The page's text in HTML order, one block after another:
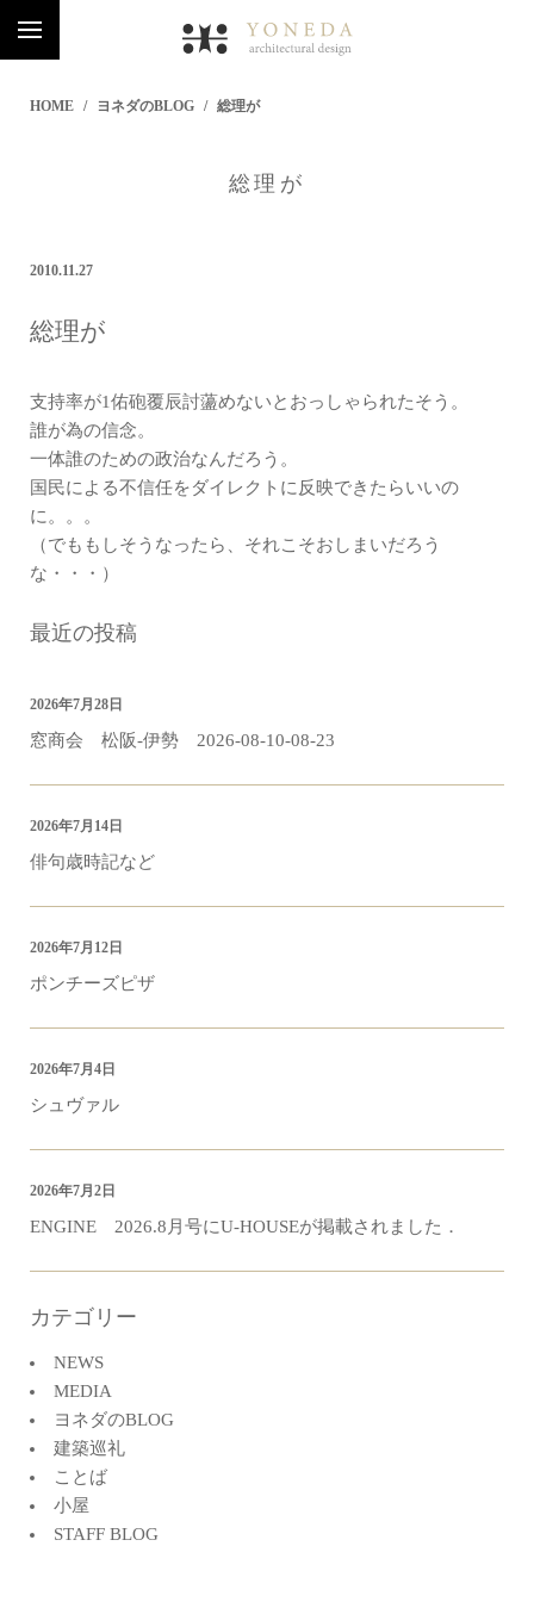
HOME ヨネダのBLOG 総理が
総理が
2010.11.27
総理が
支持率が1佑砲覆辰討蘯めないとおっしゃられたそう。
誰が為の信念。
一体誰のための政治なんだろう。
国民による不信任をダイレクトに反映できたらいいの
に。。。
（でももしそうなったら、それこそおしまいだろう
な・・・）
最近の投稿
窓商会 松阪-伊勢 2026-08-10-08-23
2026年7月28日
俳句歳時記など
2026年7月14日
ポンチーズピザ
2026年7月12日
シュヴァル
2026年7月4日
ENGINE 2026.8月号にU-HOUSEが掲載されました．
2026年7月2日
カテゴリー
NEWS
MEDIA
ヨネダのBLOG
建築巡礼
ことば
小屋
STAFF BLOG